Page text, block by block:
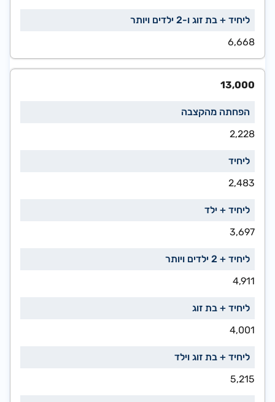
6,668
13,000
2,228
2,483
3,697
4,911
4,001
5,215